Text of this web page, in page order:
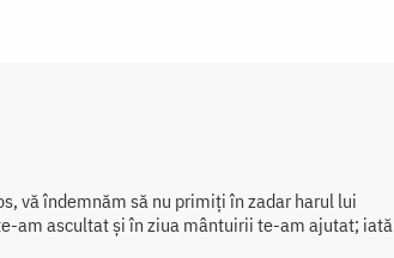
vă îndemnăm să nu primiți în zadar harul lui
am ascultat și în ziua mântuirii te-am ajutat; iată